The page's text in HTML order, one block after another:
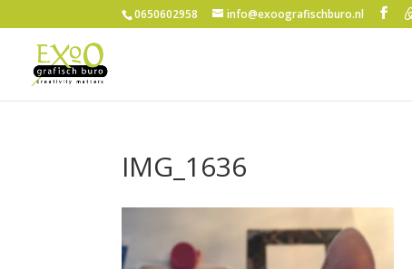
0650602958 info@exoografischburo.nl
IMG_1636